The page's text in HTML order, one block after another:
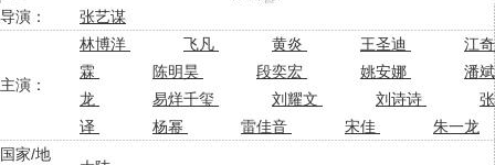
导演： 张艺谋
主演：
林博洋 飞凡 黄炎 王圣迪
江奇
霖
陈明昊 段奕宏 姚安娜
潘斌
龙
易烊千玺 刘耀文 刘诗诗
张
译
杨幂 雷佳音 宋佳
朱一龙
国家/地